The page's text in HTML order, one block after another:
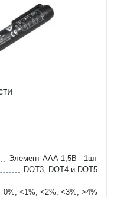
Элемент ААА 1,5В - 1шт
DOT3, DOT4 и DOT5
0%, <1%, <2%, <3%, >4%